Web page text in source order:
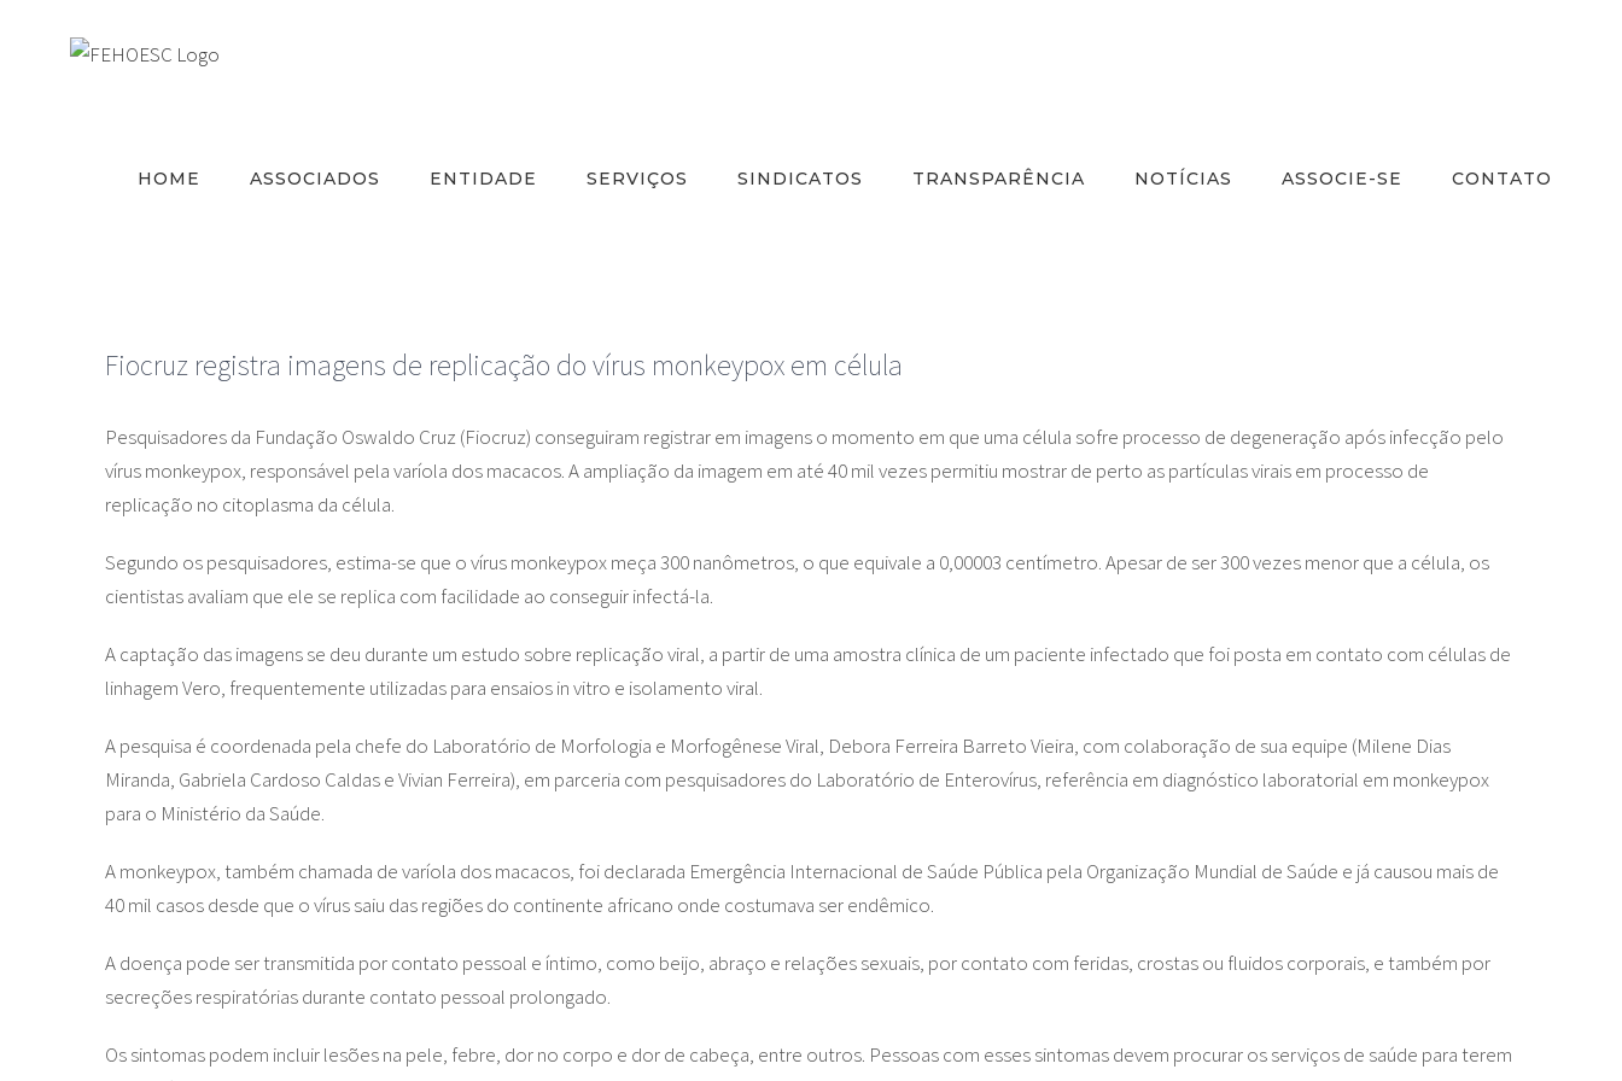
HOME ASSOCIADOS ENTIDADE SERVIÇOS SINDICATOS TRANSPARÊNCIA NOTÍCIAS ASSOCIE-SE CONTATO
Fiocruz registra imagens de replicação do vírus monkeypox em célula
Pesquisadores da Fundação Oswaldo Cruz (Fiocruz) conseguiram registrar em imagens o momento em que uma célula sofre processo de degeneração após infecção pelo
vírus monkeypox, responsável pela varíola dos macacos. A ampliação da imagem em até 40 mil vezes permitiu mostrar de perto as partículas virais em processo de
replicação no citoplasma da célula.
Segundo os pesquisadores, estima-se que o vírus monkeypox meça 300 nanômetros, o que equivale a 0,00003 centímetro. Apesar de ser 300 vezes menor que a célula, os
cientistas avaliam que ele se replica com facilidade ao conseguir infectá-la.
A captação das imagens se deu durante um estudo sobre replicação viral, a partir de uma amostra clínica de um paciente infectado que foi posta em contato com células de
linhagem Vero, frequentemente utilizadas para ensaios in vitro e isolamento viral.
A pesquisa é coordenada pela chefe do Laboratório de Morfologia e Morfogênese Viral, Debora Ferreira Barreto Vieira, com colaboração de sua equipe (Milene Dias
Miranda, Gabriela Cardoso Caldas e Vivian Ferreira), em parceria com pesquisadores do Laboratório de Enterovírus, referência em diagnóstico laboratorial em monkeypox
para o Ministério da Saúde.
A monkeypox, também chamada de varíola dos macacos, foi declarada Emergência Internacional de Saúde Pública pela Organização Mundial de Saúde e já causou mais de
40 mil casos desde que o vírus saiu das regiões do continente africano onde costumava ser endêmico.
A doença pode ser transmitida por contato pessoal e íntimo, como beijo, abraço e relações sexuais, por contato com feridas, crostas ou fluidos corporais, e também por
secreções respiratórias durante contato pessoal prolongado.
Os sintomas podem incluir lesões na pele, febre, dor no corpo e dor de cabeça, entre outros. Pessoas com esses sintomas devem procurar os serviços de saúde para terem